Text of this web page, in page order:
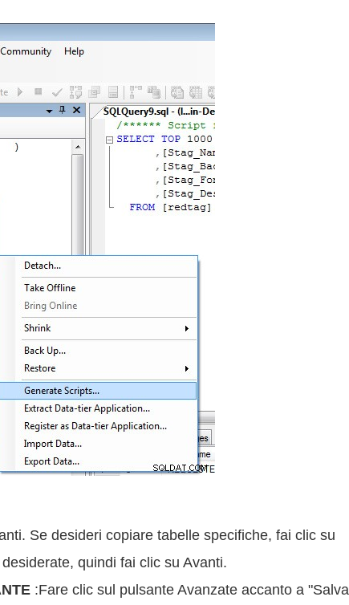
Se desideri copiare tabelle specifiche, fai clic su
quindi fai clic su Avanti.
:Fare clic sul pulsante Avanzate accanto a "Salva